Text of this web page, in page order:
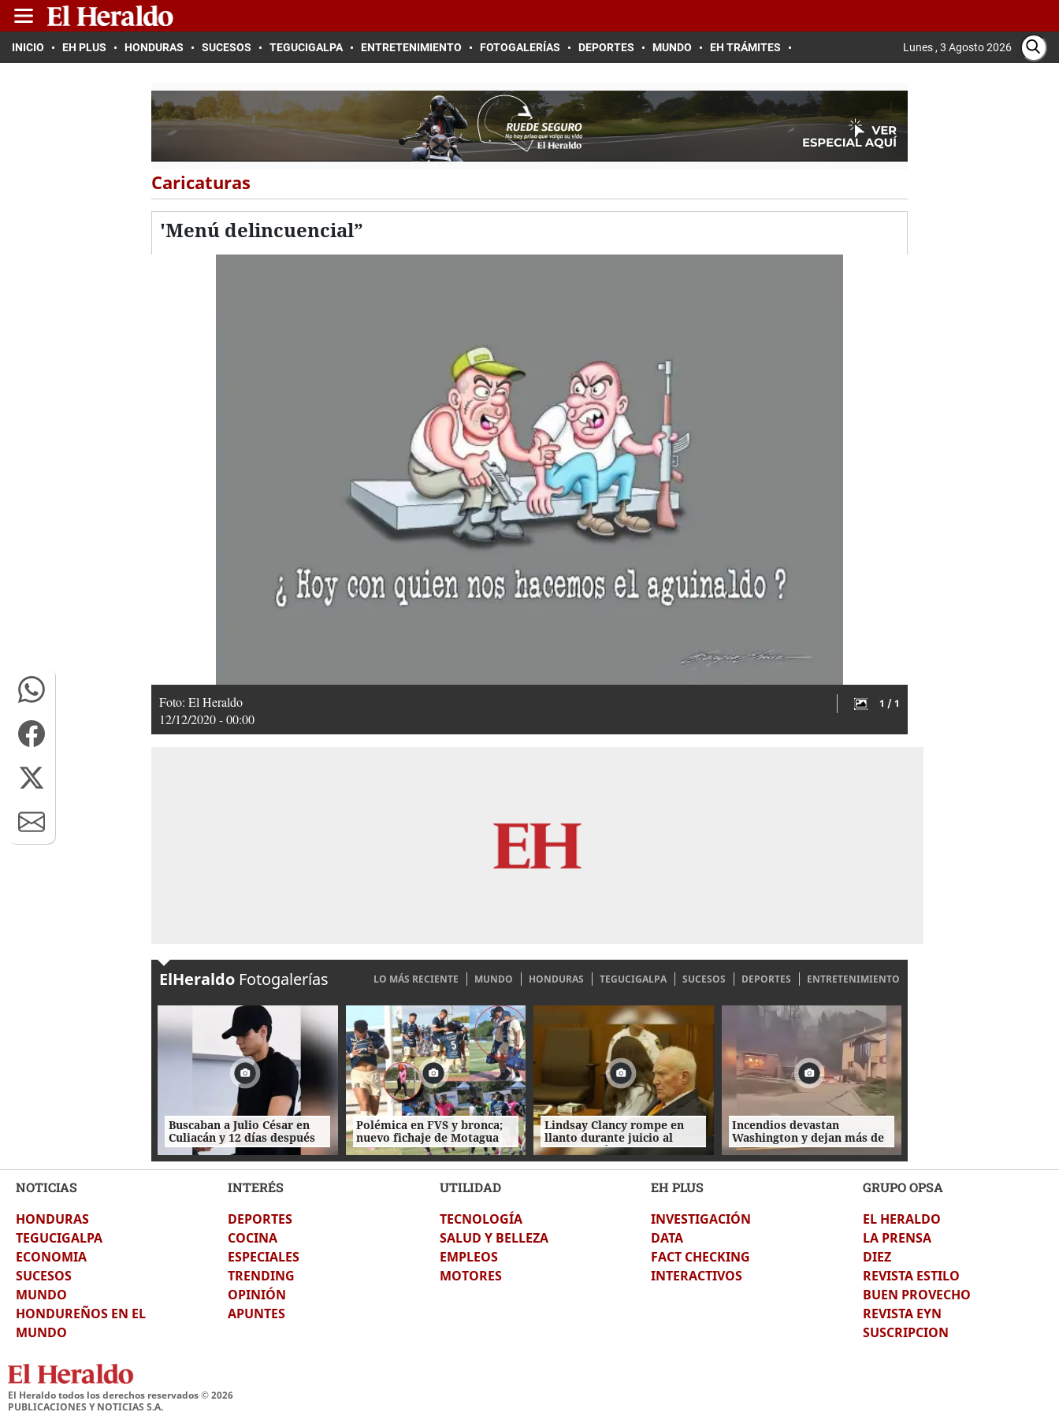
INICIO EH PLUS HONDURAS SUCESOS TEGUCIGALPA ENTRETENIMIENTO FOTOGALERÍAS DEPORTES MUNDO EH TRÁMITES Lunes , 3 Agosto 2026
Caricaturas
'Menú delincuencial”
Foto: El Heraldo
12/12/2020 - 00:00
1 / 1
ElHeraldo Fotogalerías LO MÁS RECIENTE MUNDO HONDURAS TEGUCIGALPA SUCESOS DEPORTES ENTRETENIMIENTO
Buscaban a Julio César en
Culiacán y 12 días después
fue hallado en bolsas negras
Polémica en FVS y bronca;
nuevo fichaje de Motagua
preocupa y festejo ante
Juticalpa FC
Lindsay Clancy rompe en
llanto durante juicio al
escuchar cómo intentaron
salvar a su bebé
Incendios devastan
Washington y dejan más de
600 estructuras destruidas
NOTICIAS
HONDURAS
TEGUCIGALPA
ECONOMIA
SUCESOS
MUNDO
HONDUREÑOS EN EL
MUNDO
INTERÉS
DEPORTES
COCINA
ESPECIALES
TRENDING
OPINIÓN
APUNTES
UTILIDAD
TECNOLOGÍA
SALUD Y BELLEZA
EMPLEOS
MOTORES
EH PLUS
INVESTIGACIÓN
DATA
FACT CHECKING
INTERACTIVOS
GRUPO OPSA
EL HERALDO
LA PRENSA
DIEZ
REVISTA ESTILO
BUEN PROVECHO
REVISTA EYN
SUSCRIPCION
El Heraldo todos los derechos reservados ©2026
PUBLICACIONES Y NOTICIAS S.A.